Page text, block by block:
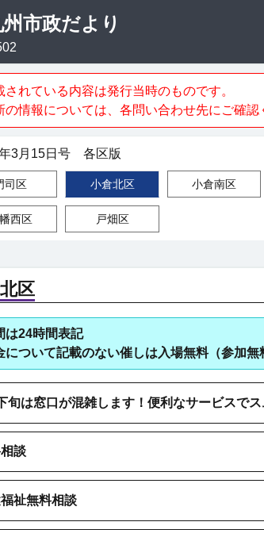
市政だより
れている内容は発行当時のものです。
の情報については、各問い合わせ先にご確認
3月15日号 各区版
司区 小倉北区 小倉南区
西区 戸畑区
区
は24時間表記
について記載のない催しは入場無料（参加無
旬は窓口が混雑します！便利なサービスで
談
祉無料相談